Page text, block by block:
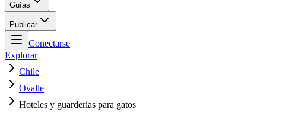
Guías
Publicar
Conectarse
Explorar
Chile
Ovalle
Hoteles y guarderías para gatos